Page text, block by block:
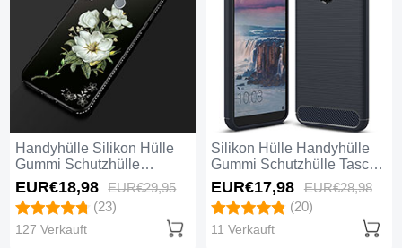
Handyhülle Silikon Hülle
Gummi Schutzhülle
Blumen für Huawei Honor
9 Lite Schwarz
EUR€18,98 EUR€29,95
(23)
127 Verkauft
Silikon Hülle Handyhülle
Gummi Schutzhülle Tasche
Köper für Huawei Honor 9
Lite Blau
EUR€17,98 EUR€28,98
(20)
11 Verkauft